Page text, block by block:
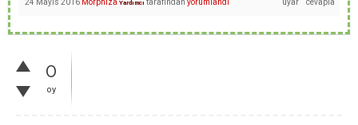
24 Mayıs 2016 Morphiza Yardımcı tarafından yorumlandı
0
oy